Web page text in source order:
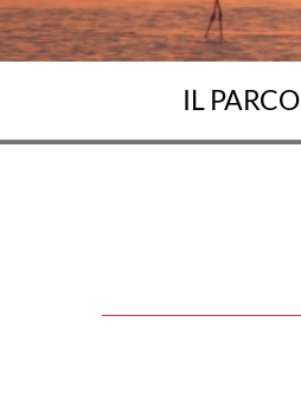
IL PARCO